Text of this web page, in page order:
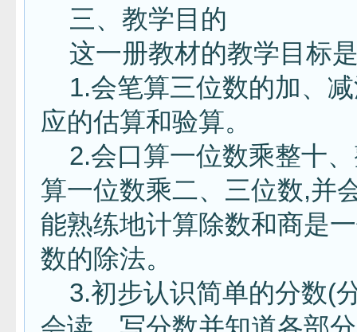
三、教学目的
这一册教材的教学目标
1.会笔算三位数的加、
应的估算和验算。
2.会口算一位数乘整十
算一位数乘二、三位数,并
能熟练地计算除数和商是
数的除法。
3.初步认识简单的分数(